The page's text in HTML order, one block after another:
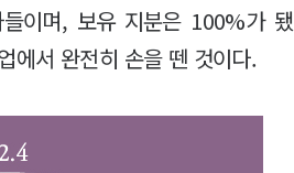
이며, 보유 지분은 100%가 됐
에서 완전히 손을 뗀 것이다.